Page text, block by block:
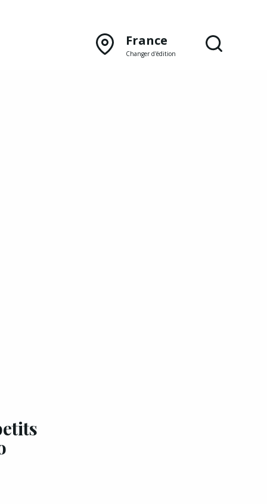
France
Changer d'édition